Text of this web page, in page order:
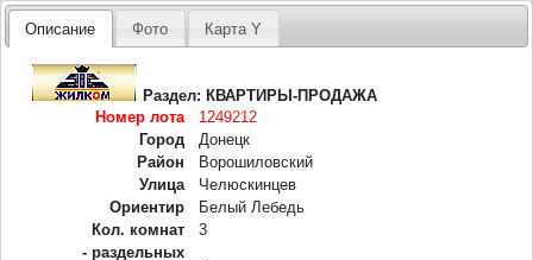
Описание Фото Карта Y
Раздел:КВАРТИРЫ-ПРОДАЖА
Номер лота
1249212
Город
Донецк
Район
Ворошиловский
Улица
Челюскинцев
Ориентир
Белый Лебедь
Кол. комнат
3
- раздельных